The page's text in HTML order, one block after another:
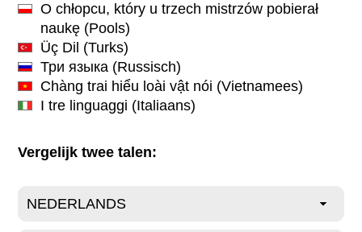
O chłopcu, który u trzech mistrzów pobierał
naukę (Pools)
Üç Dil (Turks)
Три языка (Russisch)
Chàng trai hiểu loài vật nói (Vietnamees)
I tre linguaggi (Italiaans)
Vergelijk twee talen: